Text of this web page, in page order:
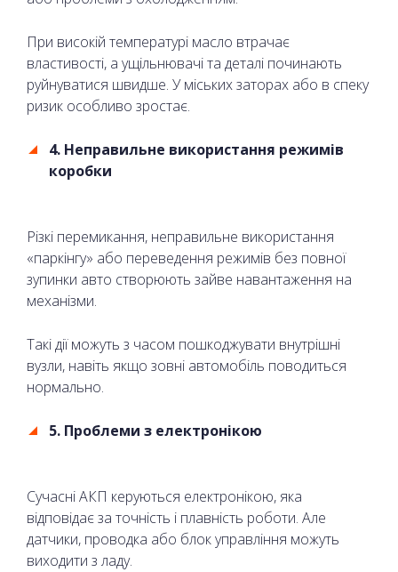
При високій температурі масло втрачає
властивості, а ущільнювачі та деталі починають
руйнуватися швидше. У міських заторах або в спеку
ризик особливо зростає.
4. Неправильне використання режимів
коробки
Різкі перемикання, неправильне використання
«паркінгу» або переведення режимів без повної
зупинки авто створюють зайве навантаження на
механізми.
Такі дії можуть з часом пошкоджувати внутрішні
вузли, навіть якщо зовні автомобіль поводиться
нормально.
5. Проблеми з електронікою
Сучасні АКП керуються електронікою, яка
відповідає за точність і плавність роботи. Але
датчики, проводка або блок управління можуть
виходити з ладу.